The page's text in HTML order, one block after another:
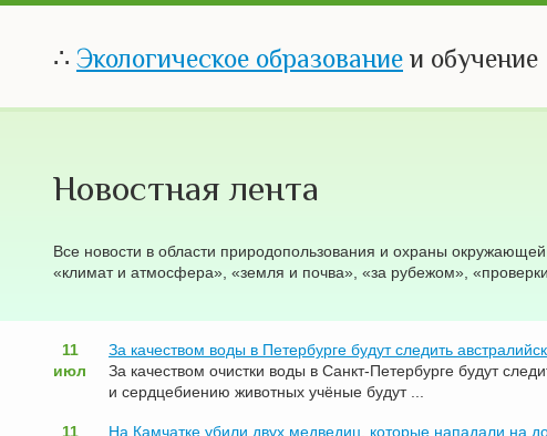
∴ Экологическое образование и обучение
Новостная лента
Все новости в области природопользования и охраны
«климат и атмосфера», «земля и почва», «за рубежом»,
11
июл
За качеством воды в Петербурге будут следить
За качеством очистки воды в Санкт-Петербурге будут
и сердцебиению животных учёные будут ...
11
На Камчатке убили двух медведиц, которые нападали на